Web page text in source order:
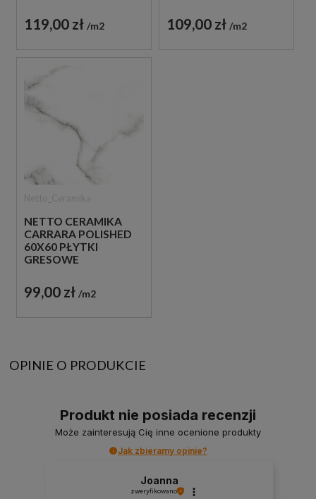
119,00 zł m2 109,00 zł m2
NETTO CERAMIKA
CARRARA POLISHED
60X60 PŁYTKI
GRESOWE
99,00 zł m2
OPINIE O PRODUKCIE
Produkt nie posiada recenzji
Może zainteresują Cię inne ocenione produkty
Jak zbieramy opinie?
Joanna
zweryfikowano